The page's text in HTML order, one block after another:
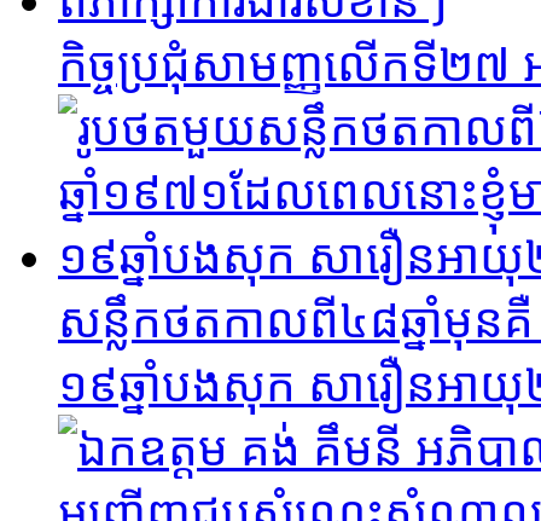
កិច្ចប្រជុំសាមញ្ញលើកទី២៧
សន្លឹកថតកាលពី៤៨ឆ្នាំមុន
១៩ឆ្នាំបងសុក សារឿនអាយុ